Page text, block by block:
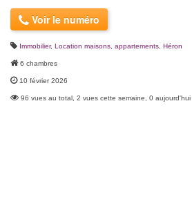
Voir le numéro
Immobilier, Location maisons, appartements Héron
6 chambres
10 février 2026
96 vues au total, 2 vues cette semaine, 0 aujourd'hui